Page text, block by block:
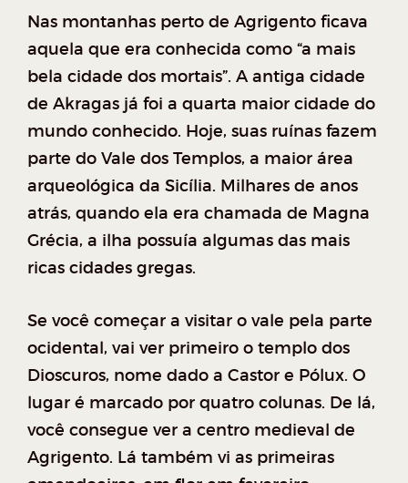
Nas montanhas perto de Agrigento ficava
aquela que era conhecida como “a mais
bela cidade dos mortais”. A antiga cidade
de Akragas já foi a quarta maior cidade do
mundo conhecido. Hoje, suas ruínas fazem
parte do Vale dos Templos, a maior área
arqueológica da Sicília. Milhares de anos
atrás, quando ela era chamada de Magna
Grécia, a ilha possuía algumas das mais
ricas cidades gregas.
Se você começar a visitar o vale pela parte
ocidental, vai ver primeiro o templo dos
Dioscuros, nome dado a Castor e Pólux. O
lugar é marcado por quatro colunas. De lá,
você consegue ver a centro medieval de
Agrigento. Lá também vi as primeiras